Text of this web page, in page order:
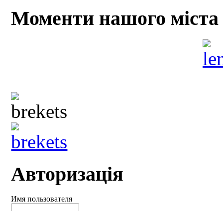
Моменти нашого міста
Авторизація
Имя пользователя